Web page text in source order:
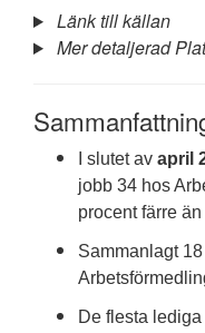
Länk till källan
Mer detaljerad
I slutet av april
jobb 34 hos
procent färre
Sammanlagt
De flesta